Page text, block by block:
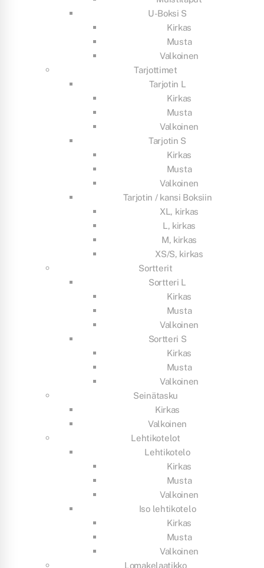
U-Boksi S
Kirkas
Musta
Valkoinen
Tarjottimet
Tarjotin L
Kirkas
Musta
Valkoinen
Tarjotin S
Kirkas
Musta
Valkoinen
Tarjotin / kansi Boksiin
XL, kirkas
L, kirkas
M, kirkas
XS/S, kirkas
Sortterit
Sortteri L
Kirkas
Musta
Valkoinen
Sortteri S
Kirkas
Musta
Valkoinen
Seinätasku
Kirkas
Valkoinen
Lehtikotelot
Lehtikotelo
Kirkas
Musta
Valkoinen
Iso lehtikotelo
Kirkas
Musta
Valkoinen
Lomakelaatikko